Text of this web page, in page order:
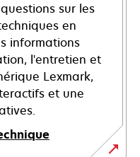
sur les
en
informations
l'entretien et
Lexmark,
et une